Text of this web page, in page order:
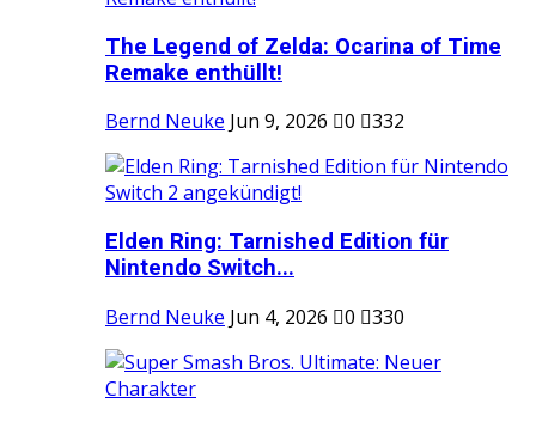
The Legend of Zelda: Ocarina of Time
Remake enthüllt!
Bernd Neuke Jun 9, 2026 0 332
Elden Ring: Tarnished Edition für
Nintendo Switch...
Bernd Neuke Jun 4, 2026 0 330